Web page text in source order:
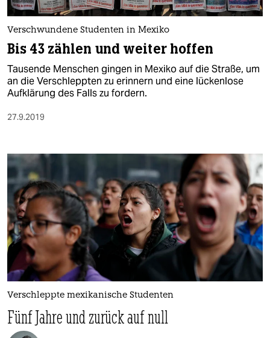
nord
wahrheit
verlag
shop
fragen & hilfe
unterstützen
abo
genossenschaft
epaper login
Verschwundene Studenten in Mexiko
Bis 43 zählen und weiter hoffen
Tausende Menschen gingen in Mexiko auf die Straße, um
an die Verschleppten zu erinnern und eine lückenlose
Aufklärung des Falls zu fordern.
27.9.2019
Verschleppte mexikanische Studenten
Fünf Jahre und zurück auf null